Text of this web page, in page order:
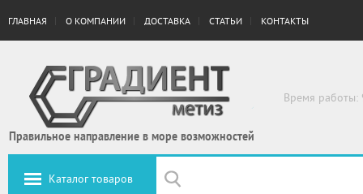
ГЛАВНАЯ О КОМПАНИИ ДОСТАВКА СТАТЬИ КОНТАКТЫ
Правильное направление в море возможностей
Время работы:
Каталог товаров